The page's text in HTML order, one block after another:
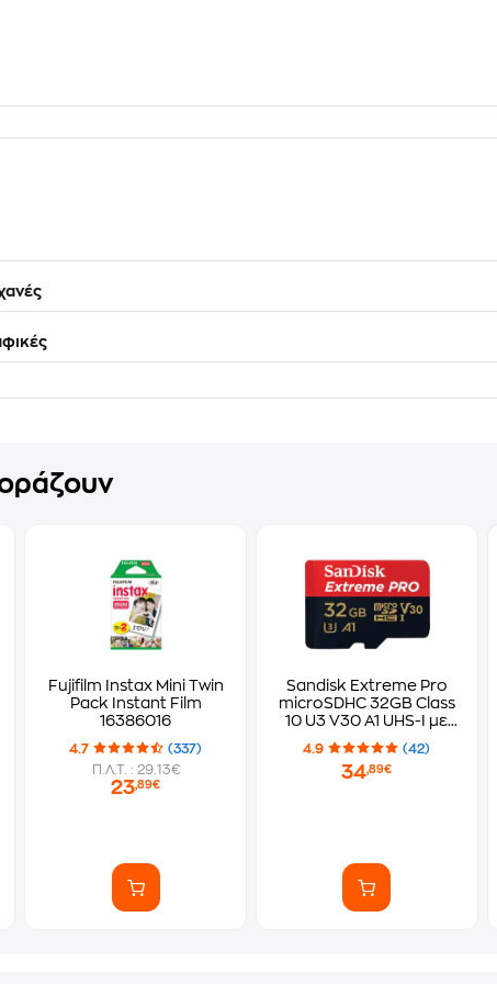
Fujifilm Instax Mini Twin
Pack Instant Film
16386016
4.7
(337)
Π.Λ.Τ. : 29.13€
23,89€
Sandisk Extreme Pro
microSDHC 32GB Class
10 U3 V30 A1 UHS-I με
αντάπτορα
4.9 (42)
34,89€